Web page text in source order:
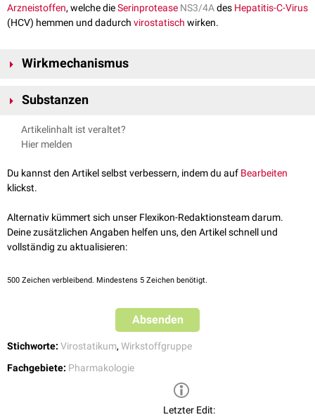
Arzneistoffen, welche dieSerinprotease NS3/4Ades Hepatitis-C-Virus
(HCV) hemmen und dadurch virostatisch wirken.
Wirkmechanismus
Virusinfektionvermittelt diese Serinprotease die Spaltung der
sicherstellen. Wenn diese Spaltung ausbleibt, kommt es zur Hemmung
Virusreplikation
Substanzen
Zu den HCV-Proteaseinhibitoren gehören u.a.:
Asunaprevir
Danoprevir
Glecaprevir
Narlaprevir
Paritaprevir
Telaprevir
Voxilaprevir
Artikelinhalt ist veraltet?
Hier melden
Du kannst den Artikel selbst verbessern, indem du auf Bearbeiten
klickst.
Alternativ kümmert sich unser Flexikon-Redaktionsteam darum.
Deine zusätzlichen Angaben helfen uns, den Artikel schnell und
vollständig zu aktualisieren:
500 Zeichen verbleibend. Mindestens 5 Zeichen benötigt.
Absenden
Stichworte: Virostatikum, Wirkstoffgruppe
Fachgebiete: Pharmakologie
Letzter Edit: